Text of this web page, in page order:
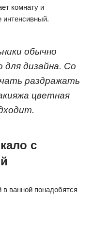
комнату и
интенсивный.
обычно
дизайна. Со
раздражать
цветная
с
ванной понадобятся